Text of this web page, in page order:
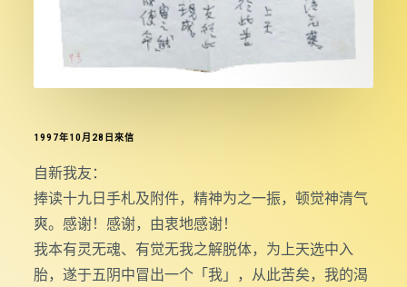
1997年10月28日來信
自新我友：
捧读十九日手札及附件，精神为之一振，顿觉神清气
爽。感谢！感谢，由衷地感谢！
我本有灵无魂、有觉无我之解脱体，为上天选中入
胎，遂于五阴中冒出一个「我」，从此苦矣，我的渴